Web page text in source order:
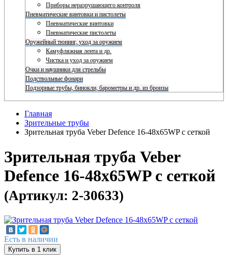
Приборы неразрушающего контроля
Пневматические винтовки и пистолеты
Пневматические винтовки
Пневматические пистолеты
Оружейный тюнинг, уход за оружием
Камуфляжная лента и др.
Чистка и уход за оружием
Очки и наушники для стрельбы
Подствольные фонари
Подзорные трубы, бинокли, барометры и др. из бронзы
Главная
Зрительные трубы
Зрительная труба Veber Defence 16-48х65WP с сеткой
Зрительная труба Veber
Defence 16-48х65WP с сеткой
(Артикул: 2-30633)
Есть в наличии
Купить в 1 клик